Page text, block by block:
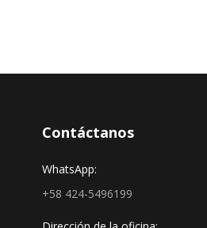
Contáctanos
WhatsApp:
+58 424-5496199